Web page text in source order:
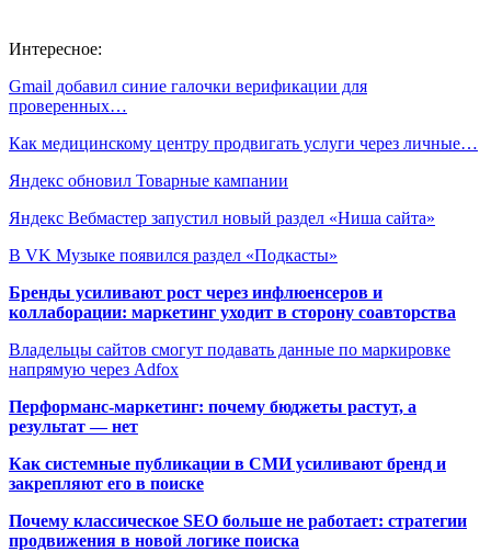
Интересное:
Gmail добавил синие галочки верификации для
проверенных…
Как медицинскому центру продвигать услуги через личные…
Яндекс обновил Товарные кампании
Яндекс Вебмастер запустил новый раздел «Ниша сайта»
В VK Музыке появился раздел «Подкасты»
Бренды усиливают рост через инфлюенсеров и
коллаборации: маркетинг уходит в сторону соавторства
Владельцы сайтов смогут подавать данные по маркировке
напрямую через Adfox
Перформанс-маркетинг: почему бюджеты растут, а
результат — нет
Как системные публикации в СМИ усиливают бренд и
закрепляют его в поиске
Почему классическое SEO больше не работает: стратегии
продвижения в новой логике поиска